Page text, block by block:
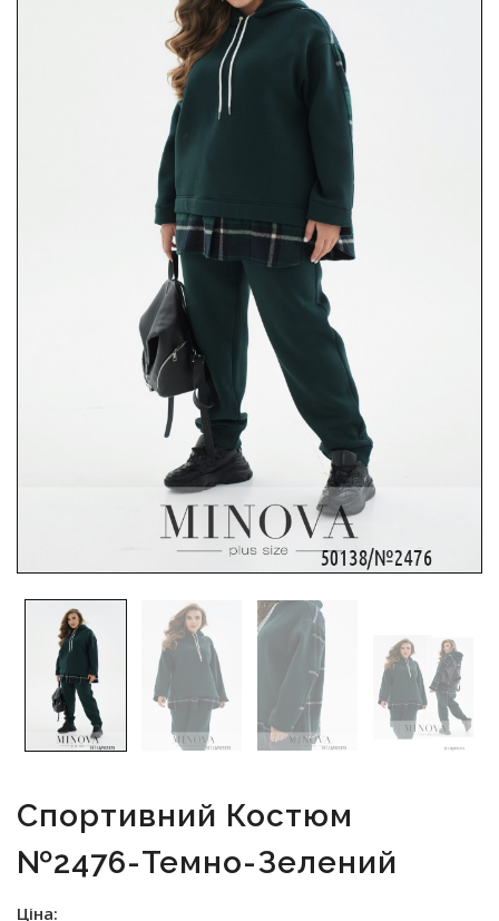
Спортивний Костюм
№2476-Темно-Зелений
Ціна: